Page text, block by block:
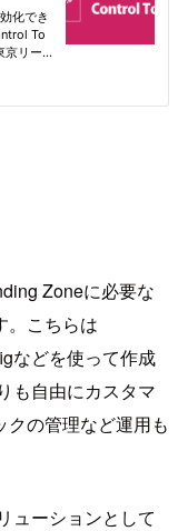
Zoneに必要な
。こちらは
などを使って作成
も自由にカスタマ
の管理など運用も
ューションとして